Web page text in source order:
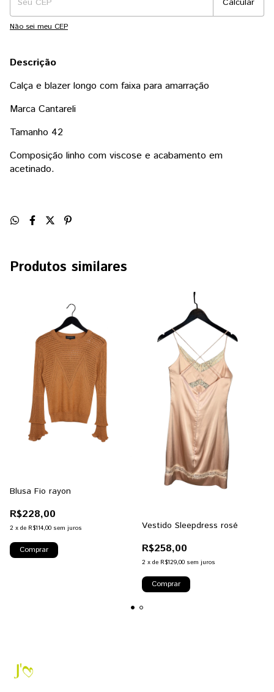
Calcular
Não sei meu CEP
Descrição
Calça e blazer longo com faixa para amarração
Marca Cantareli
Tamanho 42
Composição linho com viscose e acabamento em
acetinado.
Produtos similares
Blusa Fio rayon
R$228,00
2 x de R$114,00 sem juros Vestido Sleepdress rosé
R$258,00
2 x de R$129,00 sem juros